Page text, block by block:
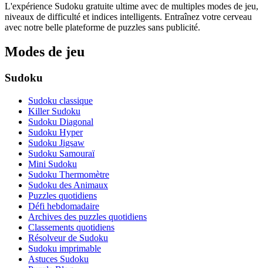
L'expérience Sudoku gratuite ultime avec de multiples modes de jeu,
niveaux de difficulté et indices intelligents. Entraînez votre cerveau
avec notre belle plateforme de puzzles sans publicité.
Modes de jeu
Sudoku
Sudoku classique
Killer Sudoku
Sudoku Diagonal
Sudoku Hyper
Sudoku Jigsaw
Sudoku Samouraï
Mini Sudoku
Sudoku Thermomètre
Sudoku des Animaux
Puzzles quotidiens
Défi hebdomadaire
Archives des puzzles quotidiens
Classements quotidiens
Résolveur de Sudoku
Sudoku imprimable
Astuces Sudoku